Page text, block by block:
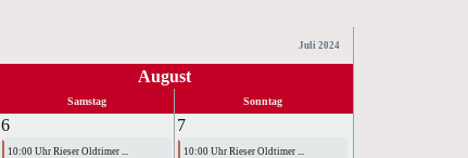
Juli 2024
August
Samstag Sonntag
6 7
10:00 Uhr Rieser Oldtimer ... 10:00 Uhr Rieser Oldtimer ...